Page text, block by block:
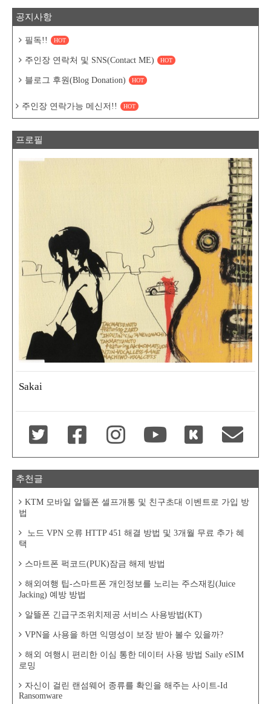
공지사항
필독!! HOT
주인장 연락처 및 SNS(Contact ME) HOT
블로그 후원(Blog Donation) HOT
주인장 연락가능 메신저!! HOT
프로필
Sakai
추천글
KTM 모바일 알뜰폰 셀프개통 및 친구초대 이벤트로 가입 방
법
노드 VPN 오류 HTTP 451 해결 방법 및 3개월 무료 추가 혜
택
스마트폰 퍽코드(PUK)잠금 해제 방법
해외여행 팁-스마트폰 개인정보를 노리는 주스재킹(Juice
Jacking) 예방 방법
알뜰폰 긴급구조위치제공 서비스 사용방법(KT)
VPN을 사용을 하면 익명성이 보장 받아 볼수 있을까?
해외 여행시 편리한 이심 통한 데이터 사용 방법 Saily eSIM
로밍
자신이 걸린 랜섬웨어 종류를 확인을 해주는 사이트-Id
Ransomware